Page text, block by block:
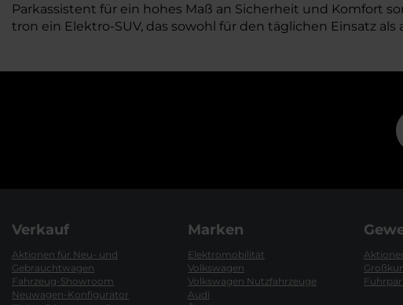
Parkassistent für ein hohes Maß an Sicherheit und Komfort
tron ein Elektro-SUV, das sowohl für den täglichen Einsatz
Verkauf
Aktionen für Neu- und
Gebrauchtwagen
Fahrzeug-Showroom
Neuwagen-Konfigurator
Marken
Elektromobilität
Volkswagen
Volkswagen Nutzfahrzeuge
Audi